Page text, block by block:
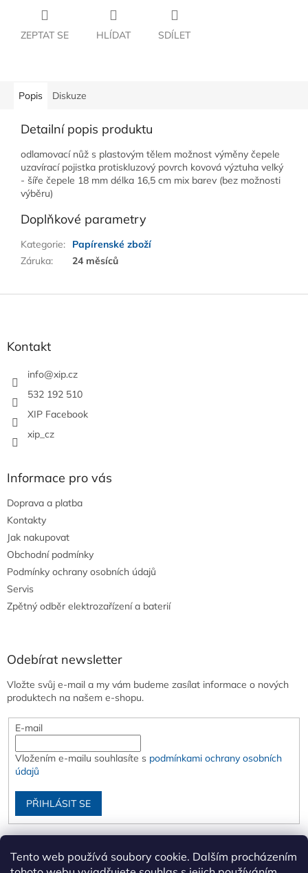
Tento web používá soubory cookie. Dalším procházením
ZEPTAT SE HLÍDAT SDÍLET
Popis Diskuze
Detailní popis produktu
odlamovací nůž s plastovým tělem možnost výměny čepele
uzavírací pojistka protiskluzový povrch kovová výztuha velký
- šíře čepele 18 mm délka 16,5 cm mix barev (bez možnosti
výběru)
Doplňkové parametry
Kategorie:
Papírenské zboží
Záruka: 24 měsíců
Kontakt
info@xip.cz
532 192 510
XIP Facebook
xip_cz
Informace pro vás
Doprava a platba
Kontakty
Jak nakupovat
Obchodní podmínky
Podmínky ochrany osobních údajů
Servis
Zpětný odběr elektrozařízení a baterií
Odebírat newsletter
Vložte svůj e-mail a my vám budeme zasílat informace o nových
produktech na našem e-shopu.
E-mail
Vložením e-mailu souhlasíte s podmínkami ochrany osobních
údajů
PŘIHLÁSIT SE